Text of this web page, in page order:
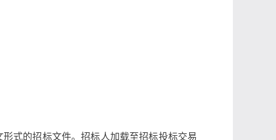
式的招标文件。招标人加载至招标投标交易